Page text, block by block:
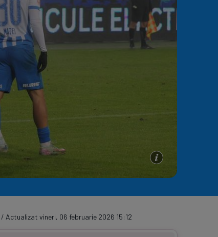
Clasament
Actualizat vineri, 06 februarie 2026 15:12